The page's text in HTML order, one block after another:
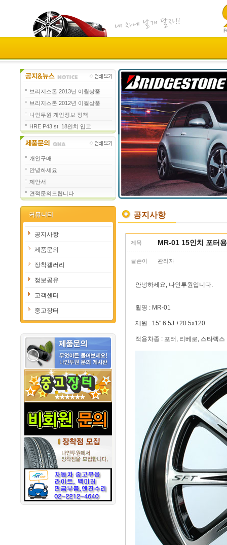
브리지스톤 2013년 이월상품
브리지스톤 2012년 이월상품
나인투원 개인정보 정책
HRE P43 st. 18인치 입고
개인구매
안녕하세요
제안서
견적문의드립니다
커뮤니티
커뮤니티
공지사항
제품문의
장착갤러리
정보공유
고객센터
중고장터
공지사항
제목 MR-01 15인치 포터
글쓴이 관리자
안녕하세요, 나인투원입니다.
휠명 : MR-01
제원 : 15" 6.5J +20 5x120
적용차종 : 포터, 리베로, 스타렉스